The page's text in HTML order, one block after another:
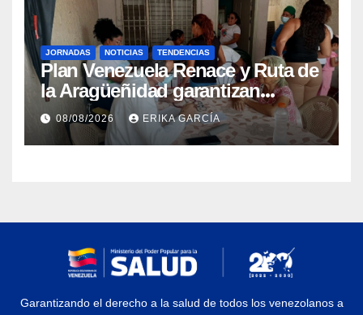
JORNADAS NOTICIAS TENDENCIAS
Plan Venezuela Renace y Ruta de
la Aragüeñidad garantizan
atención médica integral en
Aragua
08/08/2026 ERIKA GARCÍA
Garantizando el derecho a la salud de todos los venezolanos a